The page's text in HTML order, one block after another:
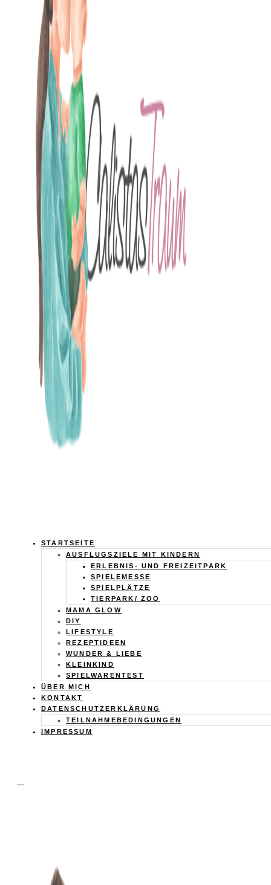
Calistas
Traum
STARTSEITE
AUSFLUGSZIELE MIT KINDERN
ERLEBNIS- UND FREIZEITPARK
SPIELEMESSE
SPIELPLÄTZE
TIERPARK/ ZOO
MAMA GLOW
DIY
LIFESTYLE
REZEPTIDEEN
WUNDER & LIEBE
KLEINKIND
SPIELWARENTEST
ÜBER MICH
KONTAKT
DATENSCHUTZERKLÄRUNG
TEILNAHMEBEDINGUNGEN
IMPRESSUM